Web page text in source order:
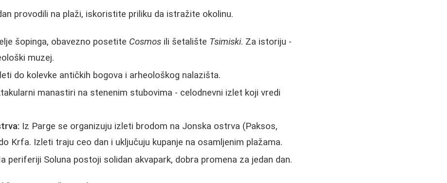
provodili na plaži, iskoristite priliku da istražite okolinu.
šopinga, obavezno posetite Cosmos ili šetalište Tsimiski. Za istoriju -
muzej.
do kolevke antičkih bogova i arheološkog nalazišta.
manastiri na stenenim stubovima - celodnevni izlet koji vredi
Iz Parge se organizuju izleti brodom na Jonska ostrva (Paksos,
Krfa. Izleti traju ceo dan i uključuju kupanje na osamljenim plažama.
periferiji Soluna postoji solidan akvapark, dobra promena za jedan dan.